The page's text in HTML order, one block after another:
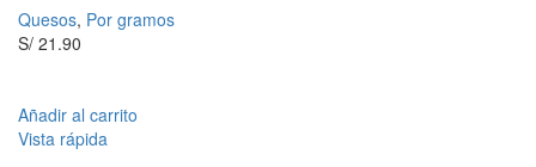
Quesos, Por gramos
S/ 21.90
Añadir al carrito
Vista rápida